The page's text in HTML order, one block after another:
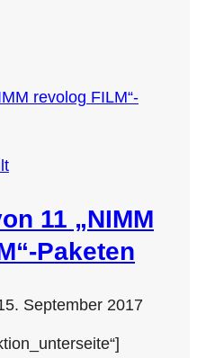
11 „NIMM
Paketen
September 2017